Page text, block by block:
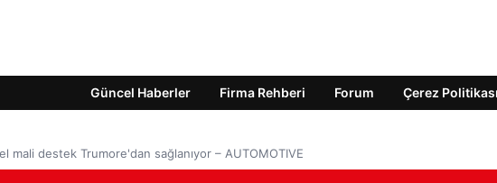
Güncel Haberler Firma Rehberi Forum Çerez Politikası
mali destek Trumore'dan sağlanıyor – AUTOMOTIVE